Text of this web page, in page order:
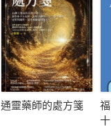
通靈藥師的處方箋